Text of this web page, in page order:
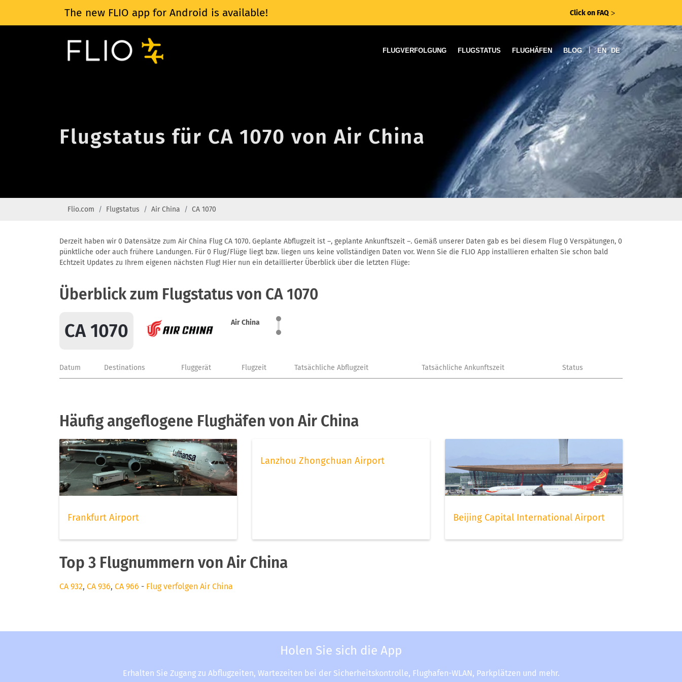
The new FLIO app for Android is available! Click on FAQ ᐳ
FLUGVERFOLGUNG FLUGSTATUS FLUGHÄFEN BLOG | EN DE
Flugstatus für CA 1070 von Air China
Flio.com Flugstatus Air China CA 1070
Derzeit haben wir 0 Datensätze zum Air China Flug CA 1070. Geplante Abflugzeit ist –, geplante Ankunftszeit –. Gemäß unserer Daten gab es bei diesem Flug 0 Verspätungen, 0
pünktliche oder auch frühere Landungen. Für 0 Flug/Flüge liegt bzw. liegen uns keine vollständigen Daten vor. Wenn Sie die FLIO App installieren erhalten Sie schon bald
Echtzeit Updates zu Ihrem eigenen nächsten Flug! Hier nun ein detaillierter Überblick über die letzten Flüge:
Überblick zum Flugstatus von CA 1070
CA 1070 Air China
Datum Destinations Fluggerät Flugzeit Tatsächliche Abflugzeit Tatsächliche Ankunftszeit Status
Häufig angeflogene Flughäfen von Air China
Frankfurt Airport
Lanzhou Zhongchuan Airport
Beijing Capital International Airport
Top 3 Flugnummern von Air China
CA 932, CA 936, CA 966 - Flug verfolgen Air China
Holen Sie sich die App
Erhalten Sie Zugang zu Abflugzeiten, Wartezeiten bei der Sicherheitskontrolle, Flughafen-WLAN, Parkplätzen und mehr.